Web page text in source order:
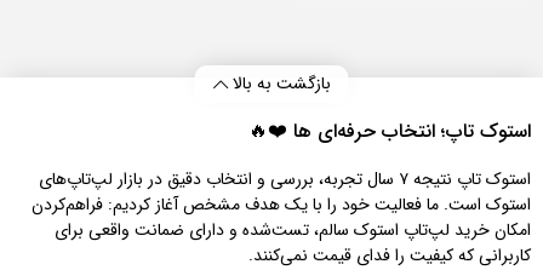
بازگشت به بالا
استوک تاپ؛ انتخاب حرفه‌ای‌ ها ❤️🔥
استوک تاپ نتیجه ۷ سال تجربه، بررسی و انتخاب دقیق در بازار لپ‌تاپ‌های
استوک است. ما فعالیت خود را با یک هدف مشخص آغاز کردیم: فراهم‌کردن
امکان خرید لپ‌تاپ استوک سالم، تست‌شده و دارای ضمانت واقعی برای
کاربرانی که کیفیت را فدای قیمت نمی‌کنند.